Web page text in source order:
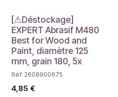
Déstockage
[⚠Déstockage]
EXPERT Abrasif M480
Best for Wood and
Paint, diamètre 125
mm, grain 180, 5x
Réf. 2608900675
4,85 €